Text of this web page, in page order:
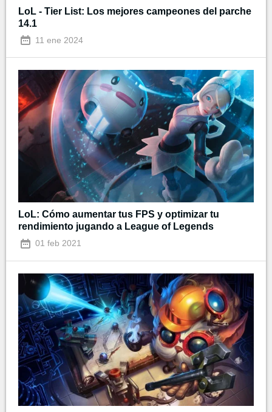
LoL - Tier List: Los mejores campeones del parche
14.1
11 ene 2024
LoL: Cómo aumentar tus FPS y optimizar tu
rendimiento jugando a League of Legends
01 feb 2021